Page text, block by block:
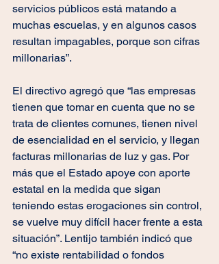
servicios públicos está matando a
muchas escuelas, y en algunos casos
resultan impagables, porque son cifras
millonarias”.
El directivo agregó que “las empresas
tienen que tomar en cuenta que no se
trata de clientes comunes, tienen nivel
de esencialidad en el servicio, y llegan
facturas millonarias de luz y gas. Por
más que el Estado apoye con aporte
estatal en la medida que sigan
teniendo estas erogaciones sin control,
se vuelve muy difícil hacer frente a esta
situación”. Lentijo también indicó que
“no existe rentabilidad o fondos